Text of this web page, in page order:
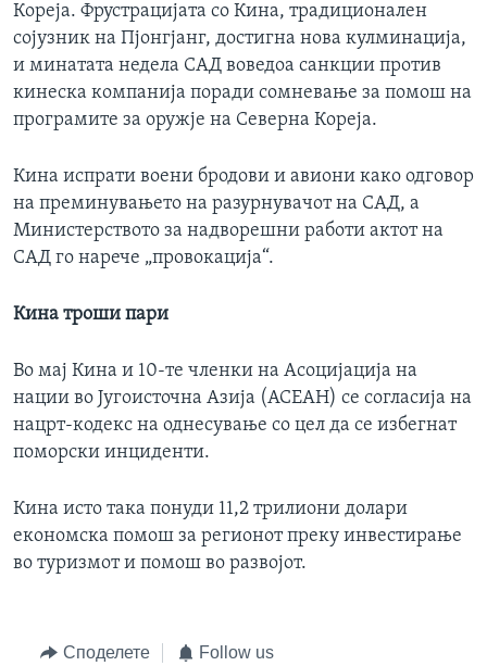
Кореја. Фрустрацијата со Кина, традиционален
сојузник на Пјонгјанг, достигна нова кулминација,
и минатата недела САД воведоа санкции против
кинеска компанија поради сомневање за помош на
програмите за оружје на Северна Кореја.
Кина испрати воени бродови и авиони како одговор
на преминувањето на разурнувачот на САД, а
Министерството за надворешни работи актот на
САД го нарече „провокација“.
Кина троши пари
Во мај Кина и 10-те членки на Асоцијација на
нации во Југоисточна Азија (АСЕАН) се согласија на
нацрт-кодекс на однесување со цел да се избегнат
поморски инциденти.
Кина исто така понуди 11,2 трилиони долари
економска помош за регионот преку инвестирање
во туризмот и помош во развојот.
Споделете Follow us